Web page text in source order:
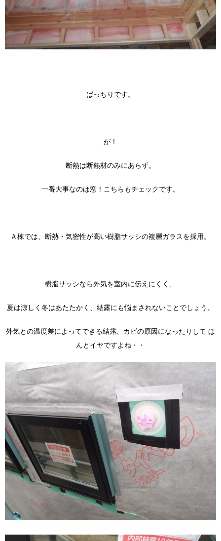
ばっちりです。
が！
断熱は断熱材のみにあらず。
一番大事なのは窓！こちらもチェックです。
Ａ棟では、断熱・気密性が高い樹脂サッシの複層ガラスを採用。
樹脂サッシなら外気を室内に伝えにくく、
夏は涼しく冬はあたたかく、結露にも悩まされないことでしょう。
外気との温度差によってできる結露、カビの原因になったりして ほ
んとイヤですよね・・